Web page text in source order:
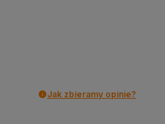
Jak zbieramy opinie?